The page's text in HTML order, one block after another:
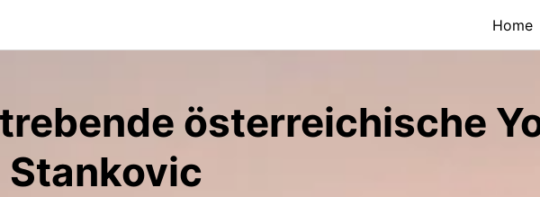
Home
österreichische
Stankovic